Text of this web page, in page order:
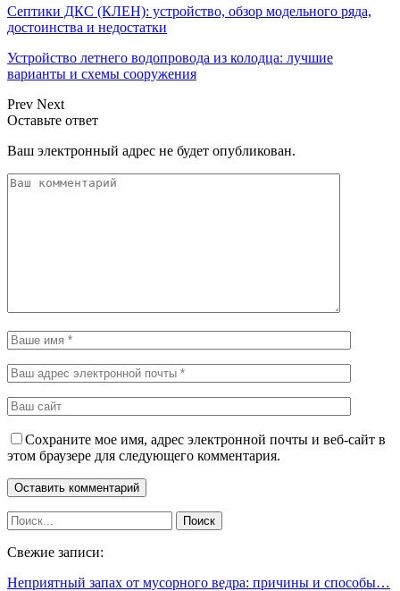
Септики ДКС (КЛЕН): устройство, обзор модельного ряда,
достоинства и недостатки
Устройство летнего водопровода из колодца: лучшие
варианты и схемы сооружения
Prev Next
Оставьте ответ
Ваш электронный адрес не будет опубликован.
Сохраните мое имя, адрес электронной почты и веб-сайт в
этом браузере для следующего комментария.
Свежие записи:
Неприятный запах от мусорного ведра: причины и способы…